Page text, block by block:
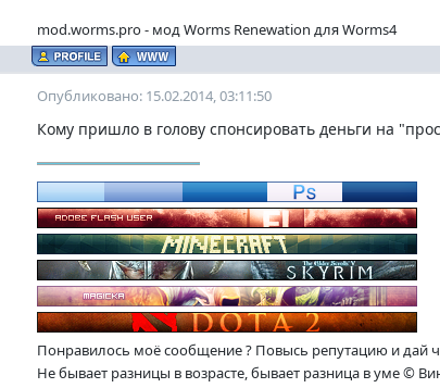
mod.worms.pro - мод Worms Renewation для Worms4
Опубликовано: 15.02.2014, 03:11:50
Кому пришло в голову спонсировать деньги на
Понравилось моё сообщение ? Повысь репутацию и дай
Не бывает разницы в возрасте, бывает разница в уме ©